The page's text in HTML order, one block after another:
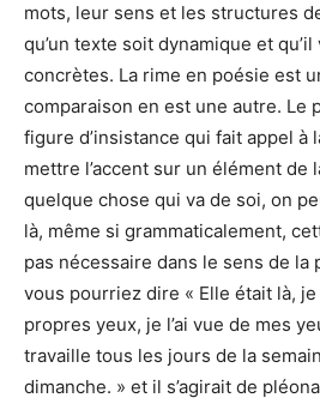
mots, leur sens et les structures
qu’un texte soit dynamique et
concrètes. La rime en poésie est
comparaison en est une autre. Le
figure d’insistance qui fait appel à
mettre l’accent sur un élément de
quelque chose qui va de soi, on
là, même si grammaticalement,
pas nécessaire dans le sens de la
vous pourriez dire « Elle était là, je
propres yeux, je l’ai vue de mes
travaille tous les jours de la
dimanche. » et il s’agirait de